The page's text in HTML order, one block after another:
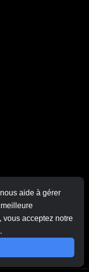
aide à gérer
vous acceptez notre
.